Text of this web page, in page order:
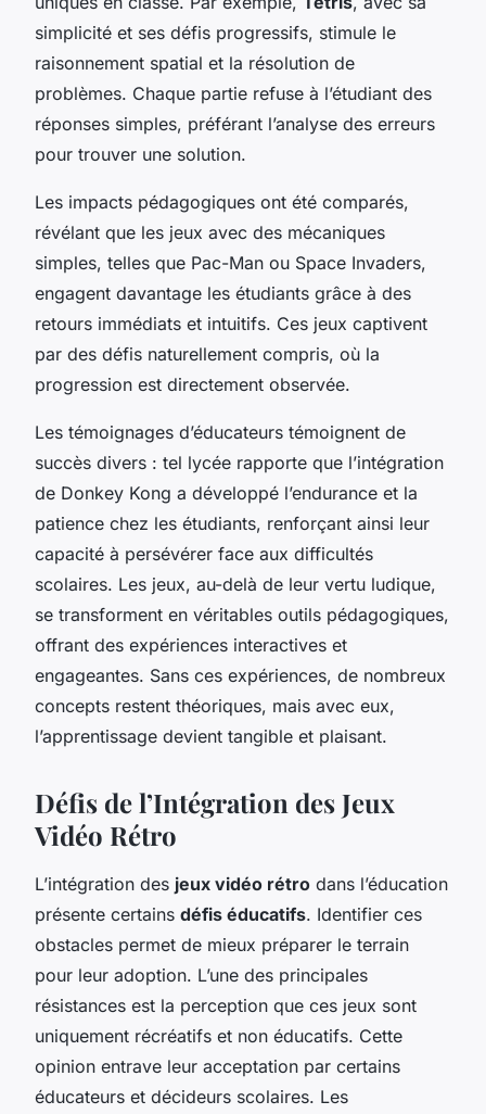
simplicité et ses défis progressifs, stimule le
raisonnement spatial et la résolution de
problèmes. Chaque partie refuse à l’étudiant des
réponses simples, préférant l’analyse des erreurs
pour trouver une solution.
Les impacts pédagogiques ont été comparés,
révélant que les jeux avec des mécaniques
simples, telles que Pac-Man ou Space Invaders,
engagent davantage les étudiants grâce à des
retours immédiats et intuitifs. Ces jeux captivent
par des défis naturellement compris, où la
progression est directement observée.
Les témoignages d’éducateurs témoignent de
succès divers : tel lycée rapporte que l’intégration
de Donkey Kong a développé l’endurance et la
patience chez les étudiants, renforçant ainsi leur
capacité à persévérer face aux difficultés
scolaires. Les jeux, au-delà de leur vertu ludique,
se transforment en véritables outils pédagogiques,
offrant des expériences interactives et
engageantes. Sans ces expériences, de nombreux
concepts restent théoriques, mais avec eux,
l’apprentissage devient tangible et plaisant.
Défis de l’Intégration des Jeux
Vidéo Rétro
L’intégration des jeux vidéo rétro dans l’éducation
présente certains défis éducatifs. Identifier ces
obstacles permet de mieux préparer le terrain
pour leur adoption. L’une des principales
résistances est la perception que ces jeux sont
uniquement récréatifs et non éducatifs. Cette
opinion entrave leur acceptation par certains
éducateurs et décideurs scolaires. Les